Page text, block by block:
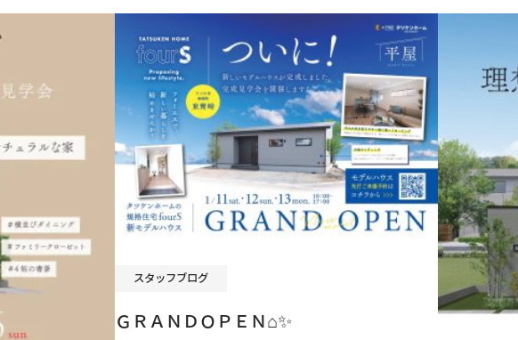
スタッフブログ
ＧＲＡＮＤＯＰＥＮ⌂✨